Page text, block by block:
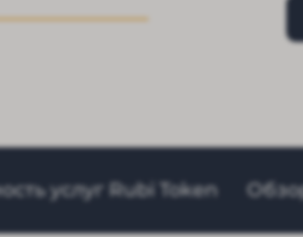
услуг Rubi Token